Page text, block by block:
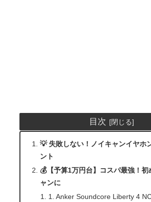
目次
💡 失敗しない！ノイキャンイヤホ
ント
💰【予算1万円台】コスパ最強！初
ャンに
1. Anker Soundcore Liberty 4